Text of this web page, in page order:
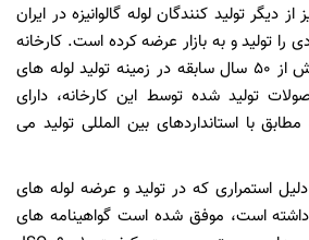
دیگر تولید کنندگان لوله گالوانیزه در ایران
را تولید و به بازار عرضه کرده است. کارخانه
نورد و لوله اهواز دارای بیش از 50 سال سابقه در زمینه تولید لوله های
تولید شده توسط این کارخانه، دارای
با استانداردهای بین‌ المللی تولید می
دلیل استمراری که در تولید و عرضه لوله های
داشته است، موفق شده است گواهینامه‌ های